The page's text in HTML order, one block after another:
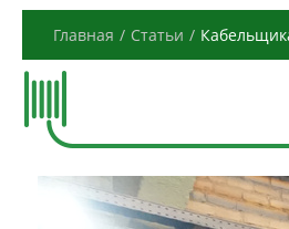
Главная / Статьи /